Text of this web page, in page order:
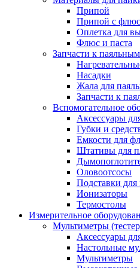
Припой
Припой с
Оплетка для
Флюс и паста
Запчасти к
Насадки
Жала для
Запчасти к
Вспомогательное
Аксессуары
Губки и
Емкости для
Штативы для
Оловоотсосы
Подставки для
Ионизаторы
Термостолы
Измерительное
Мультиметры
Аксессуары
Настольные
Мультиметры